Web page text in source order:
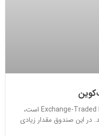
صندوق قابل مبادله ETF که مخفف Exchange-Traded Fund است،
در این صندوق مقدار زیادی